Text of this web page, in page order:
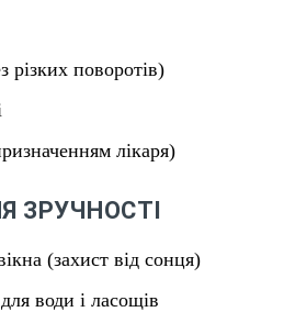
різких поворотів)
лікаря)
ЗРУЧНОСТІ
(захист від сонця)
води і ласощів